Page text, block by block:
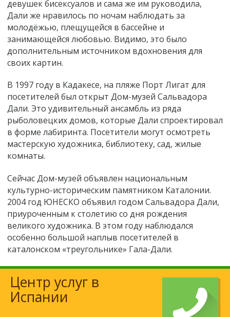
девушек бисексуалов и сама же им руководила,
Дали же нравилось по ночам наблюдать за
молодёжью, плещущейся в бассейне и
занимающейся любовью. Видимо, это было
дополнительным источником вдохновения для
своих картин.
В 1997 году в Кадакесе, на пляже Порт Лигат для
посетителей был открыт Дом-музей Сальвадора
Дали. Это удивительный ансамбль из ряда
рыболовецких домов, которые Дали спроектировал
в форме лабиринта. Посетители могут осмотреть
мастерскую художника, библиотеку, сад, жилые
комнаты.
Сейчас Дом-музей объявлен национальным
культурно-историческим памятником Каталонии.
2004 год ЮНЕСКО объявил годом Сальвадора Дали,
приуроченным к столетию со дня рождения
великого художника. В этом году наблюдался
особенно большой наплыв посетителей в
каталонском «треугольнике» Гала-Дали.
Центр услуг в
Испании